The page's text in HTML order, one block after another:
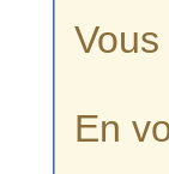
En